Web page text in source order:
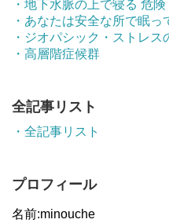
・地下水脈の上で寝る 危険
・あなたは安全な所で眠っ
・ジオパシック・ストレス
・高層階症候群
全記事リスト
・全記事リスト
プロフィール
名前:minouche